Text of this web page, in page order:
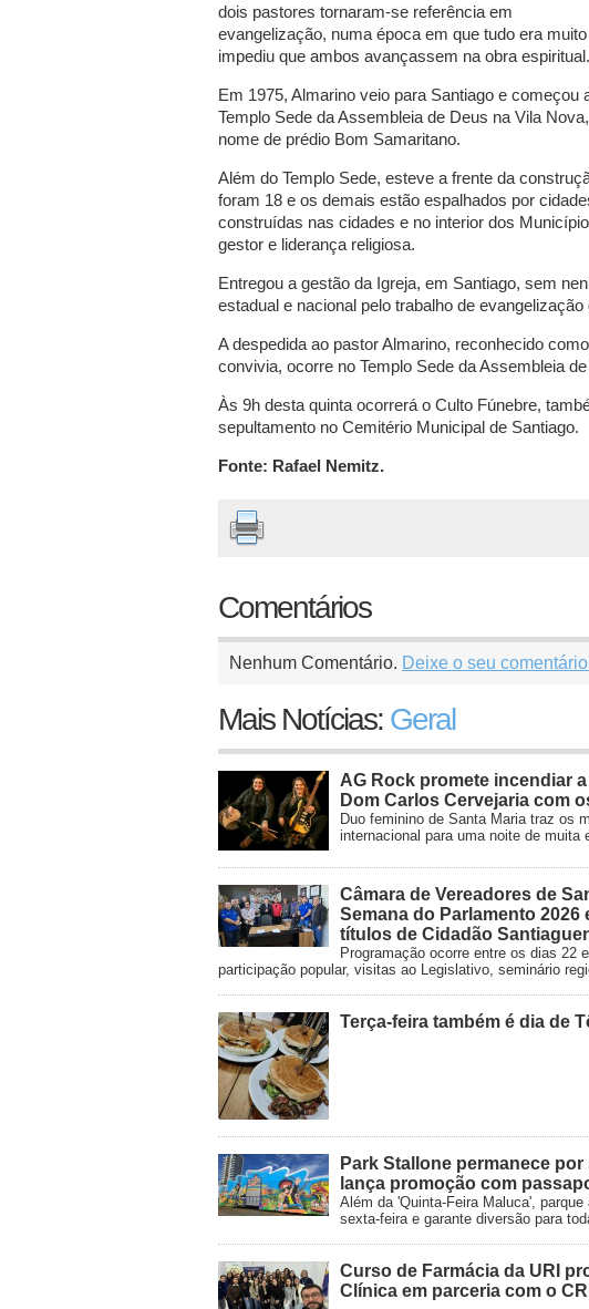
dois pastores tornaram-se referência em
evangelização, numa época em que tudo era
impediu que ambos avançassem na obra espiritual.
Em 1975, Almarino veio para Santiago e
Templo Sede da Assembleia de Deus na Vila
nome de prédio Bom Samaritano.
Além do Templo Sede, esteve a frente da
foram 18 e os demais estão espalhados por
construídas nas cidades e no interior dos
gestor e liderança religiosa.
Entregou a gestão da Igreja, em Santiago, sem
estadual e nacional pelo trabalho de evangelização
A despedida ao pastor Almarino, reconhecido
convivia, ocorre no Templo Sede da Assembleia
Às 9h desta quinta ocorrerá o Culto Fúnebre,
sepultamento no Cemitério Municipal de Santiago.
Fonte: Rafael Nemitz.
Comentários
Nenhum Comentário. Deixe o seu
Mais Notícias: Geral
AG Rock promete incendiar
Dom Carlos Cervejaria com
Duo feminino de Santa Maria traz os
internacional para uma noite de muita
Câmara de Vereadores de
Semana do Parlamento
títulos de Cidadão
Programação ocorre entre os dias 22
participação popular, visitas ao Legislativo, seminário
Terça-feira também é dia de
Park Stallone permanece
lança promoção com
Além da 'Quinta-Feira Maluca',
sexta-feira e garante diversão para
Curso de Farmácia da URI
Clínica em parceria com o